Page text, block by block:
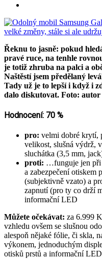
Řeknu to jasně: pokud
pravé ruce, na tenhle
je totiž zhruba na palci a
Naštěstí jsem předělaný
Tady už je to lepší i když i
dalo diskutovat. Foto: autor
Hodnocení: 70 %
pro: velmi dobré krytí,
velikost, slušná výdrž,
sluchátka (3,5 mm,
proti: …funguje jen při
a zabezpečení otiskem
(subjektivně vzato) a
zapnutí (pro ty co drží
informační LED
Můžete očekávat: za 6.999
vzhledu ovšem se slušnou
alespoň nějaké fólie, či skla,
výkonem, jednoduchým
otisků prstů a informační